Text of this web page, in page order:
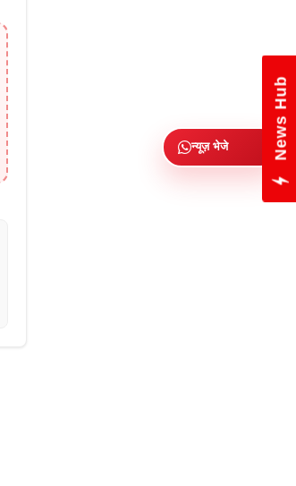
न्यूज़ भेजे News Hub